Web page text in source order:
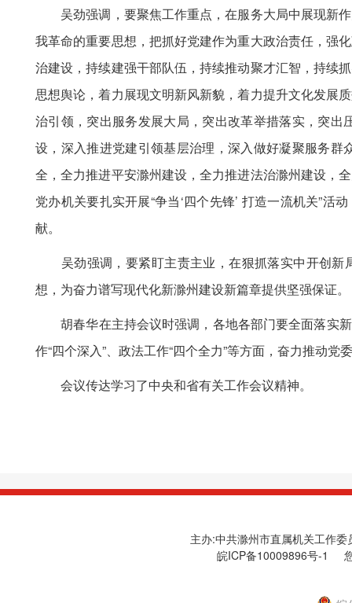
吴劲强调，要聚焦工作重点，在服务大局中展现新作
我革命的重要思想，把抓好党建作为重大政治责任，强
治建设，持续建强干部队伍，持续推动聚才汇智，持续
思想舆论，着力展现文明新风新貌，着力提升文化发展
治引领，突出服务发展大局，突出改革举措落实，突
设，深入推进党建引领基层治理，深入做好凝聚服务
全，全力推进平安滁州建设，全力推进法治滁州建设，
党办机关要扎实开展“争当‘四个先锋’ 打造一流机关”
献。
吴劲强调，要紧盯主责主业，在狠抓落实中开创新
想，为奋力谱写现代化新滁州建设新篇章提供坚强保证。
胡春华在主持会议时强调，各地各部门要全面落实新
作“四个深入”、政法工作“四个全力”等方面，奋力推动党
会议传达学习了中央和省有关工作会议精神。
主办:中共滁州市直属机关工作
皖ICP备10009896号-1
您